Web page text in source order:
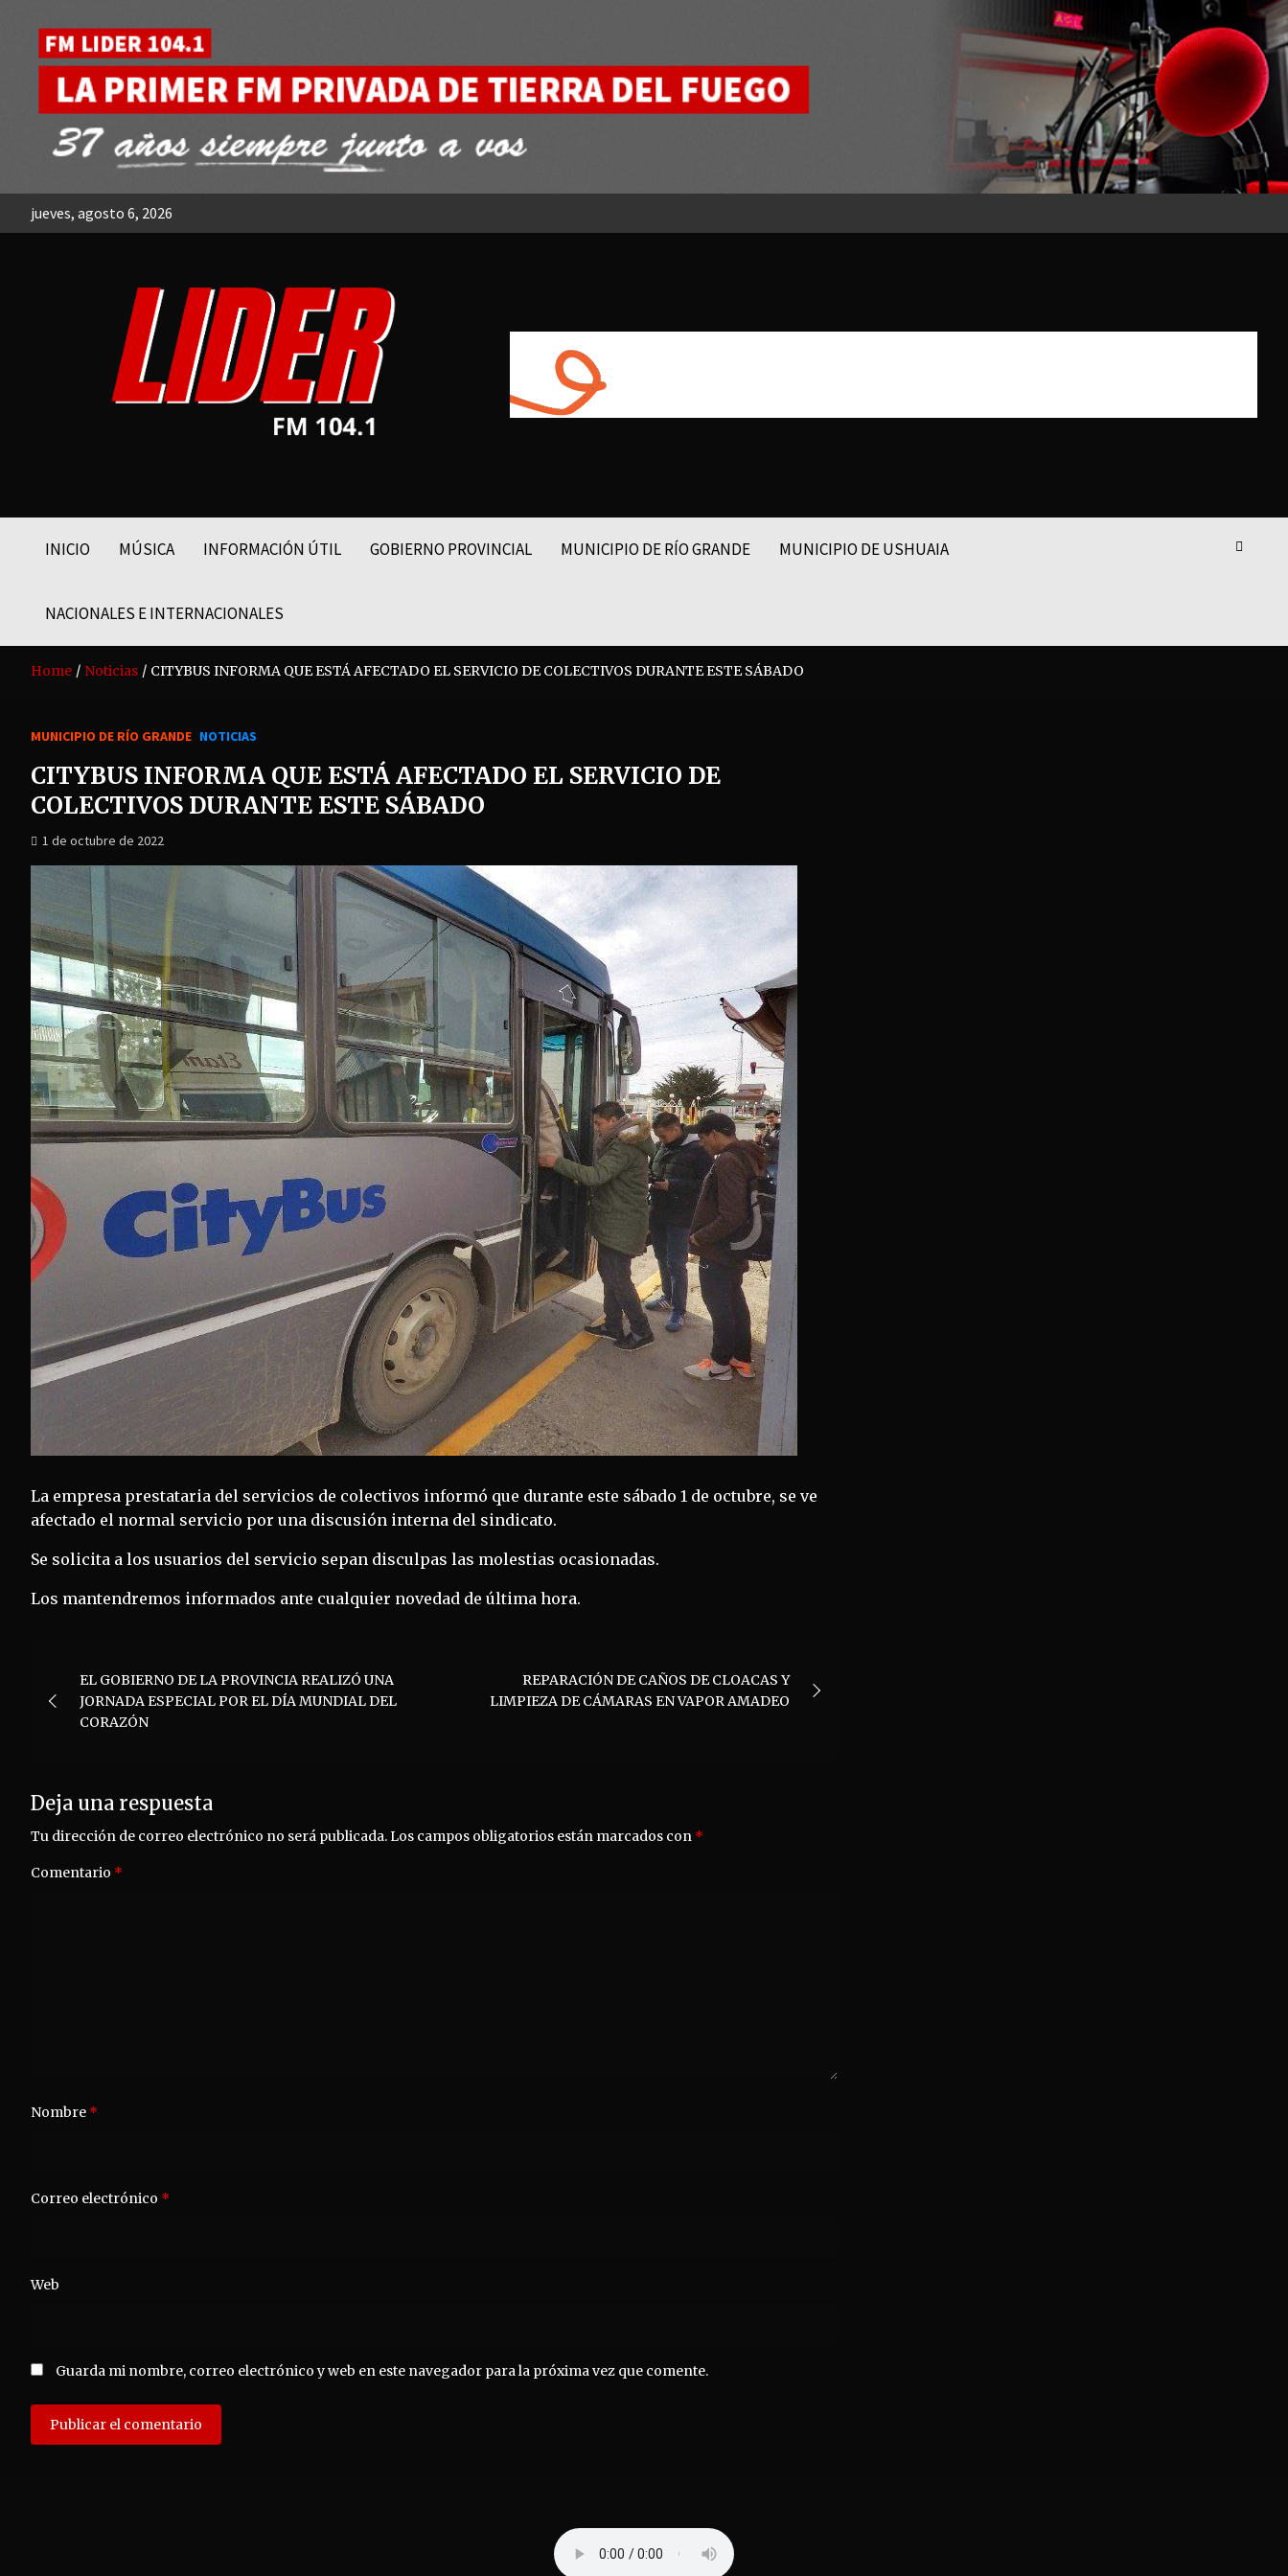
content
jueves, agosto 6, 2026
FM LIDER 104.1
INICIO MÚSICA INFORMACIÓN ÚTIL GOBIERNO PROVINCIAL MUNICIPIO DE RÍO GRANDE MUNICIPIO DE USHUAIA
NACIONALES E INTERNACIONALES
Home Noticias CITYBUS INFORMA QUE ESTÁ AFECTADO EL SERVICIO DE COLECTIVOS DURANTE ESTE SÁBADO
MUNICIPIO DE RÍO GRANDE NOTICIAS
CITYBUS INFORMA QUE ESTÁ AFECTADO EL SERVICIO DE
COLECTIVOS DURANTE ESTE SÁBADO
1 de octubre de 2022
La empresa prestataria del servicios de colectivos informó que durante este sábado 1 de octubre, se ve
afectado el normal servicio por una discusión interna del sindicato.
Se solicita a los usuarios del servicio sepan disculpas las molestias ocasionadas.
Los mantendremos informados ante cualquier novedad de última hora.
de
entradas
EL GOBIERNO DE LA PROVINCIA REALIZÓ UNA
JORNADA ESPECIAL POR EL DÍA MUNDIAL DEL
CORAZÓN
REPARACIÓN DE CAÑOS DE CLOACAS Y
LIMPIEZA DE CÁMARAS EN VAPOR AMADEO
Deja una respuesta
Tu dirección de correo electrónico no será publicada.Los campos obligatorios están marcados con *
Comentario *
Nombre *
Correo electrónico *
Web
Guarda mi nombre, correo electrónico y web en este navegador para la próxima vez que comente.